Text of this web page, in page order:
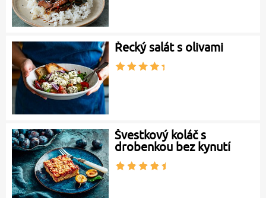
Řecký salát s olivami
Švestkový koláč s
drobenkou bez kynutí